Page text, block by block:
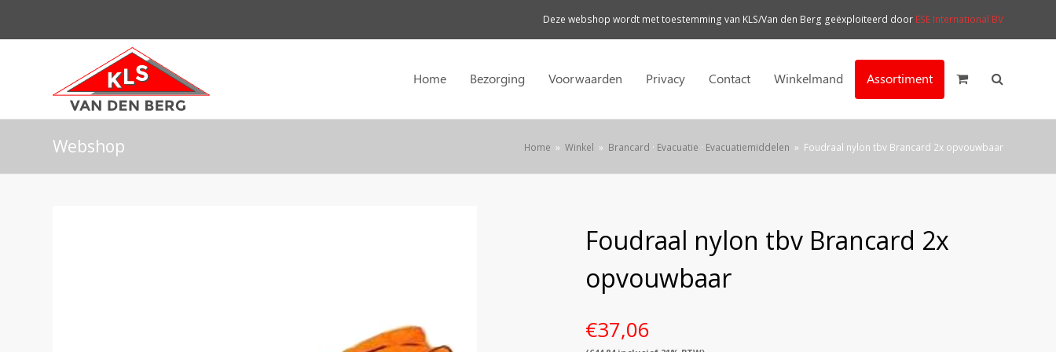
Deze webshop wordt met toestemming van KLS/Van den Berg geëxploiteerd door ESE International BV
Home Bezorging Voorwaarden Privacy Contact Winkelmand Assortiment
Webshop Home » Winkel » Brancard · Evacuatie · Evacuatiemiddelen » Foudraal nylon tbv Brancard 2x opvouwbaar
Foudraal nylon tbv Brancard 2x
opvouwbaar
€37,06